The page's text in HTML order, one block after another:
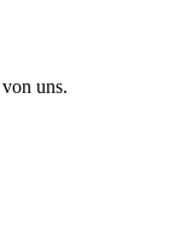
uns.